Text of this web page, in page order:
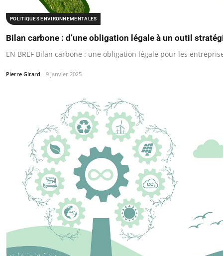
POLITIQUES ENVIRONNEMENTALES
Bilan carbone : d’une obligation légale à un outil
EN BREF Bilan carbone : une obligation légale pour les
Pierre Girard 9 janvier 2025